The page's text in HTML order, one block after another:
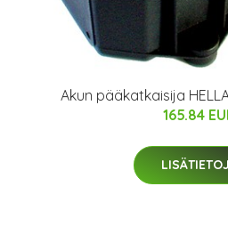
Akun pääkatkaisija
165.84